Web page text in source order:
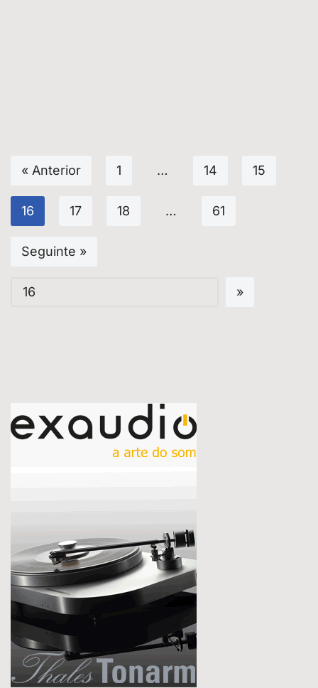
« Anterior 1 … 14 15
16 17 18 … 61
Seguinte »